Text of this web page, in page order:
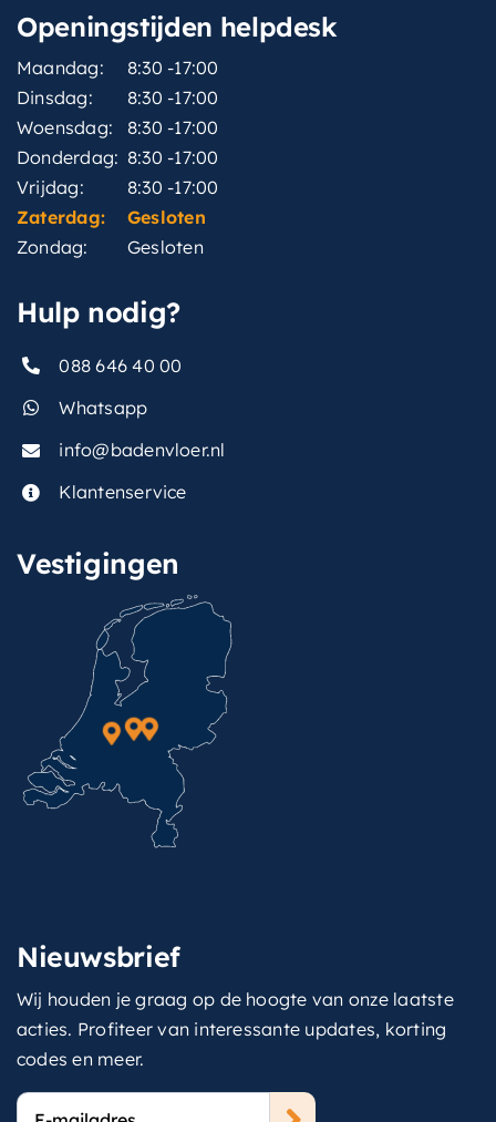
Openingstijden helpdesk
Maandag:
8:30 -17:00
Dinsdag:
8:30 -17:00
Woensdag:
8:30 -17:00
Donderdag: 8:30 -17:00
Vrijdag:
8:30 -17:00
Zaterdag:
Gesloten
Zondag:
Gesloten
Hulp nodig?
088 646 40 00
Whatsapp
info@badenvloer.nl
Klantenservice
Vestigingen
Nieuwsbrief
Wij houden je graag op de hoogte van onze laatste
acties. Profiteer van interessante updates, korting
codes en meer.
E-